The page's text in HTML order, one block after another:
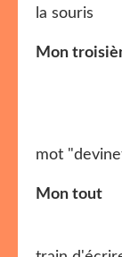
la souris
Mon
->
-> la
mot
Mon tout
-> ce